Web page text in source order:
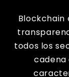
Blockchain
todos los
cadena